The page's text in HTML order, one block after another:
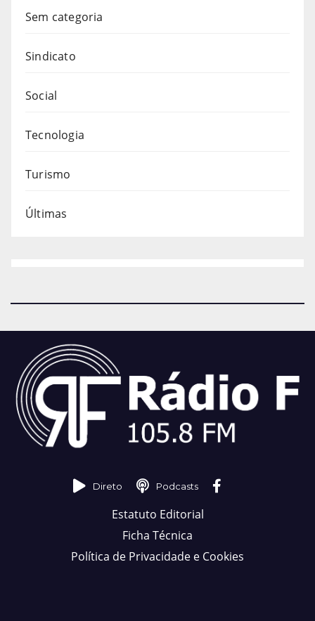
Sem categoria
Sindicato
Social
Tecnologia
Turismo
Últimas
Direto Podcasts
Estatuto Editorial
Ficha Técnica
Política de Privacidade e Cookies